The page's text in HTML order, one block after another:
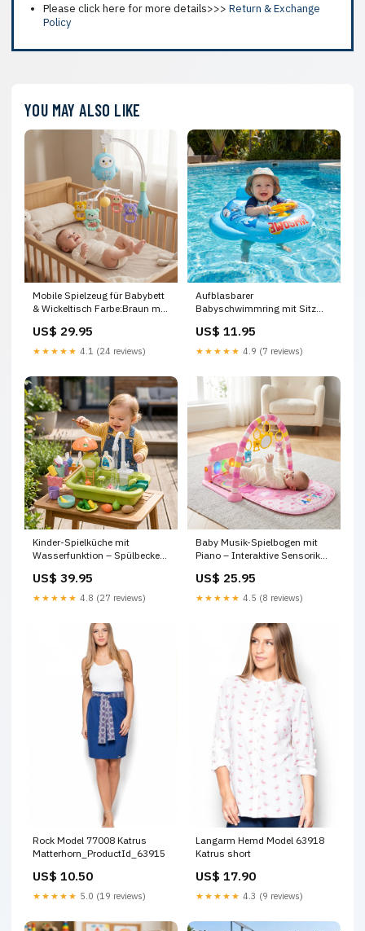
Please click here for more details>>> Return & Exchange
Policy
YOU MAY ALSO LIKE
Mobile Spielzeug für Babybett
& Wickeltisch Farbe:Braun mit
US$ 29.95
★★★★★ 4.1 (24 reviews)
Aufblasbarer
Babyschwimmring mit Sitz
Design Mein-Kleines
US$ 11.95
★★★★★ 4.9 (7 reviews)
Kinder-Spielküche mit
Wasserfunktion – Spülbecken
Wasserzirkulation &
Angelspiel Bath toys
US$ 39.95
★★★★★ 4.8 (27 reviews)
Baby Musik-Spielbogen mit
Piano – Interaktive Sensorik
Design:Meerestiere
US$ 25.95
★★★★★ 4.5 (8 reviews)
Rock Model 77008 Katrus
Matterhorn_ProductId_63915
US$ 10.50
★★★★★ 5.0 (19 reviews)
Langarm Hemd Model 63918
Katrus short
US$ 17.90
★★★★★ 4.3 (9 reviews)